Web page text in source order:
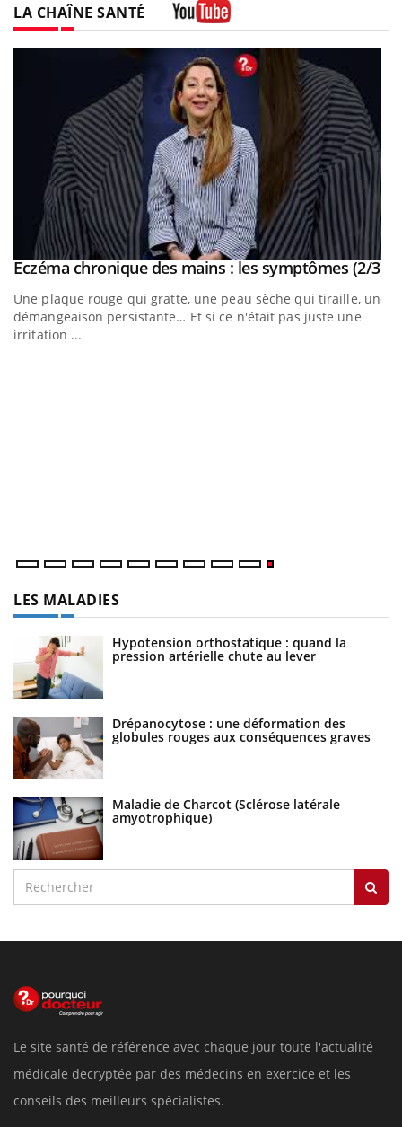
LA CHAÎNE SANTÉ
Youtube
Eczéma chronique des mains : les symptômes (2/3)
Une plaque rouge qui gratte, une peau sèche qui tiraille, une
démangeaison persistante… Et si ce n'était pas juste une
irritation ...
LES MALADIES
Hypotension orthostatique : quand la
pression artérielle chute au lever
Drépanocytose : une déformation des
globules rouges aux conséquences graves
Maladie de Charcot (Sclérose latérale
amyotrophique)
Le site santé de référence avec chaque jour toute l'actualité
médicale decryptée par des médecins en exercice et les
conseils des meilleurs spécialistes.